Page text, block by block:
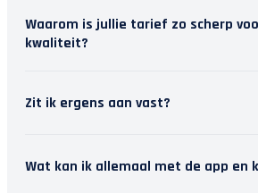
Waarom is jullie tarief zo scherp
kwaliteit?
werk te automatiseren, besparen
Zit ik ergens aan vast?
abonnement maandelijks
Wat kan ik allemaal met de app en